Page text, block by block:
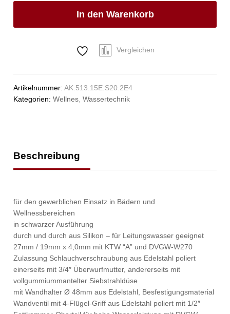
1/2"
27mm
In den Warenkorb
Vergleichen
Artikelnummer:AK.513.15E.S20.2E4
Kategorien:Wellnes,Wassertechnik
Beschreibung
für den gewerblichen Einsatz in Bädern und
Wellnessbereichen
in schwarzer Ausführung
durch und durch aus Silikon – für Leitungswasser geeignet
27mm / 19mm x 4,0mm mit KTW “A” und DVGW-W270
Zulassung Schlauchverschraubung aus Edelstahl poliert
einerseits mit 3/4″ Überwurfmutter, andererseits mit
vollgummiummantelter Siebstrahldüse
mit Wandhalter Ø 48mm aus Edelstahl, Besfestigungsmaterial
Wandventil mit 4-Flügel-Griff aus Edelstahl poliert mit 1/2″